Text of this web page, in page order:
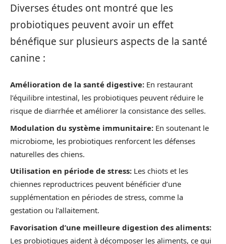
Diverses études ont montré que les
probiotiques peuvent avoir un effet
bénéfique sur plusieurs aspects de la santé
canine :
Amélioration de la santé digestive: En restaurant
l’équilibre intestinal, les probiotiques peuvent réduire le
risque de diarrhée et améliorer la consistance des selles.
Modulation du système immunitaire: En soutenant le
microbiome, les probiotiques renforcent les défenses
naturelles des chiens.
Utilisation en période de stress: Les chiots et les
chiennes reproductrices peuvent bénéficier d’une
supplémentation en périodes de stress, comme la
gestation ou l’allaitement.
Favorisation d’une meilleure digestion des aliments:
Les probiotiques aident à décomposer les aliments, ce qui